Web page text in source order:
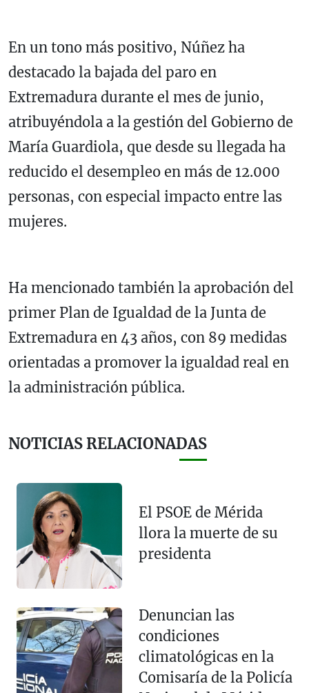
En un tono más positivo, Núñez ha
destacado la bajada del paro en
Extremadura durante el mes de junio,
atribuyéndola a la gestión del Gobierno de
María Guardiola, que desde su llegada ha
reducido el desempleo en más de 12.000
personas, con especial impacto entre las
mujeres.
Ha mencionado también la aprobación del
primer Plan de Igualdad de la Junta de
Extremadura en 43 años, con 89 medidas
orientadas a promover la igualdad real en
la administración pública.
NOTICIAS RELACIONADAS
El PSOE de Mérida
llora la muerte de su
presidenta
Denuncian las
condiciones
climatológicas en la
Comisaría de la Policía